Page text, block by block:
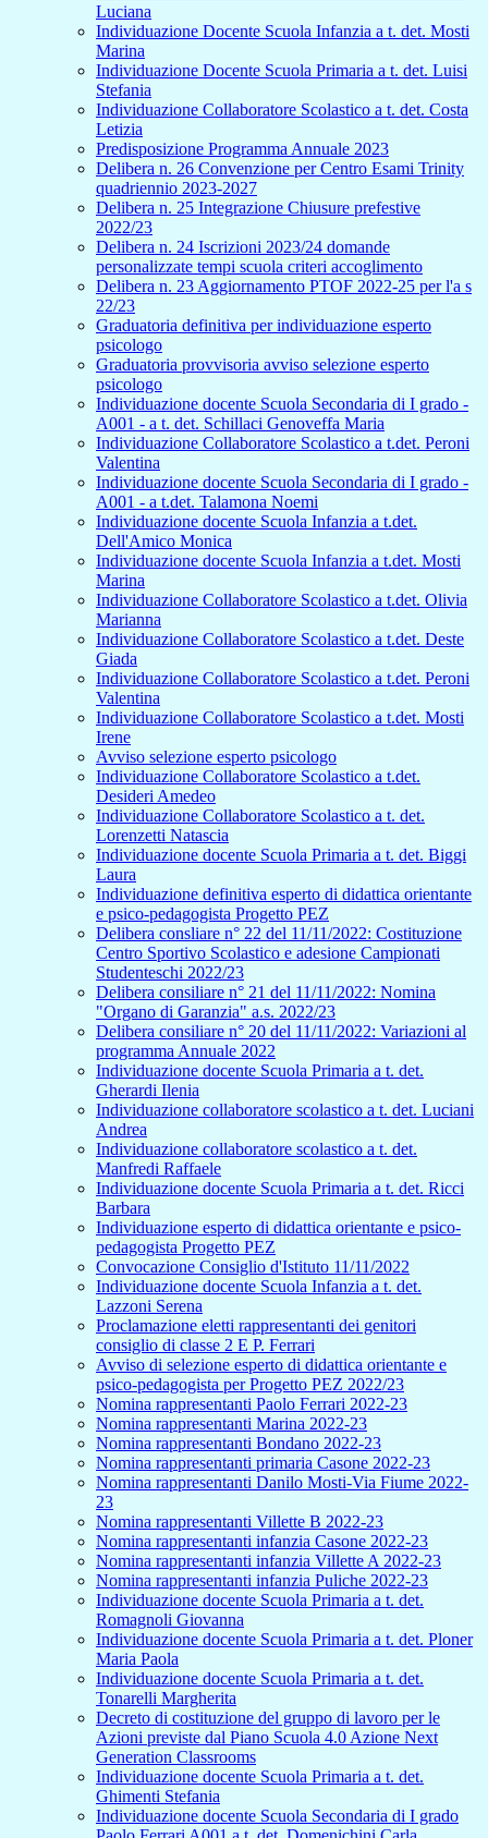
Luciana
Individuazione Docente Scuola Infanzia a t. det. Mosti
Marina
Individuazione Docente Scuola Primaria a t. det. Luisi
Stefania
Individuazione Collaboratore Scolastico a t. det. Costa
Letizia
Predisposizione Programma Annuale 2023
Delibera n. 26 Convenzione per Centro Esami Trinity
quadriennio 2023-2027
Delibera n. 25 Integrazione Chiusure prefestive
2022/23
Delibera n. 24 Iscrizioni 2023/24 domande
personalizzate tempi scuola criteri accoglimento
Delibera n. 23 Aggiornamento PTOF 2022-25 per l'a s
22/23
Graduatoria definitiva per individuazione esperto
psicologo
Graduatoria provvisoria avviso selezione esperto
psicologo
Individuazione docente Scuola Secondaria di I grado -
A001 - a t. det. Schillaci Genoveffa Maria
Individuazione Collaboratore Scolastico a t.det. Peroni
Valentina
Individuazione docente Scuola Secondaria di I grado -
A001 - a t.det. Talamona Noemi
Individuazione docente Scuola Infanzia a t.det.
Dell'Amico Monica
Individuazione docente Scuola Infanzia a t.det. Mosti
Marina
Individuazione Collaboratore Scolastico a t.det. Olivia
Marianna
Individuazione Collaboratore Scolastico a t.det. Deste
Giada
Individuazione Collaboratore Scolastico a t.det. Peroni
Valentina
Individuazione Collaboratore Scolastico a t.det. Mosti
Irene
Avviso selezione esperto psicologo
Individuazione Collaboratore Scolastico a t.det.
Desideri Amedeo
Individuazione Collaboratore Scolastico a t. det.
Lorenzetti Natascia
Individuazione docente Scuola Primaria a t. det. Biggi
Laura
Individuazione definitiva esperto di didattica orientante
e psico-pedagogista Progetto PEZ
Delibera consliare n° 22 del 11/11/2022: Costituzione
Centro Sportivo Scolastico e adesione Campionati
Studenteschi 2022/23
Delibera consiliare n° 21 del 11/11/2022: Nomina
"Organo di Garanzia" a.s. 2022/23
Delibera consiliare n° 20 del 11/11/2022: Variazioni al
programma Annuale 2022
Individuazione docente Scuola Primaria a t. det.
Gherardi Ilenia
Individuazione collaboratore scolastico a t. det. Luciani
Andrea
Individuazione collaboratore scolastico a t. det.
Manfredi Raffaele
Individuazione docente Scuola Primaria a t. det. Ricci
Barbara
Individuazione esperto di didattica orientante e psico-
pedagogista Progetto PEZ
Convocazione Consiglio d'Istituto 11/11/2022
Individuazione docente Scuola Infanzia a t. det.
Lazzoni Serena
Proclamazione eletti rappresentanti dei genitori
consiglio di classe 2 E P. Ferrari
Avviso di selezione esperto di didattica orientante e
psico-pedagogista per Progetto PEZ 2022/23
Nomina rappresentanti Paolo Ferrari 2022-23
Nomina rappresentanti Marina 2022-23
Nomina rappresentanti Bondano 2022-23
Nomina rappresentanti primaria Casone 2022-23
Nomina rappresentanti Danilo Mosti-Via Fiume 2022-
23
Nomina rappresentanti Villette B 2022-23
Nomina rappresentanti infanzia Casone 2022-23
Nomina rappresentanti infanzia Villette A 2022-23
Nomina rappresentanti infanzia Puliche 2022-23
Individuazione docente Scuola Primaria a t. det.
Romagnoli Giovanna
Individuazione docente Scuola Primaria a t. det. Ploner
Maria Paola
Individuazione docente Scuola Primaria a t. det.
Tonarelli Margherita
Decreto di costituzione del gruppo di lavoro per le
Azioni previste dal Piano Scuola 4.0 Azione Next
Generation Classrooms
Individuazione docente Scuola Primaria a t. det.
Ghimenti Stefania
Individuazione docente Scuola Secondaria di I grado